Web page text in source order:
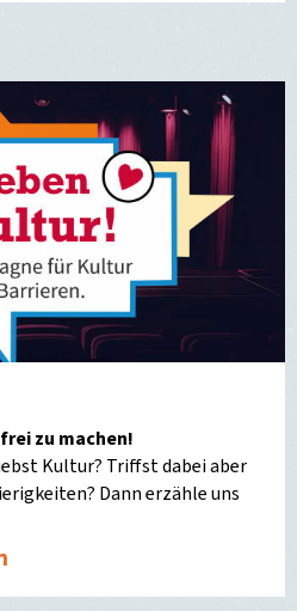
zu machen!
Kultur? Triffst dabei aber
Dann erzähle uns